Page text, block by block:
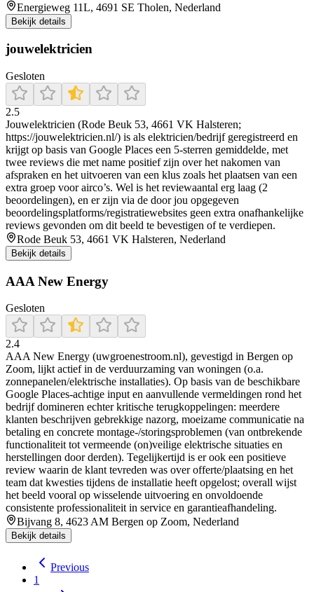
Energieweg 11L, 4691 SE Tholen, Nederland
Bekijk details
jouwelektricien
Gesloten
2.5
Jouwelektricien (Rode Beuk 53, 4661 VK Halsteren;
https://jouwelektricien.nl/) is als elektricien/bedrijf geregistreerd en
krijgt op basis van Google Places een 5-sterren gemiddelde, met
twee reviews die met name positief zijn over het nakomen van
afspraken en het uitvoeren van een klus zoals het plaatsen van een
extra groep voor airco’s. Wel is het reviewaantal erg laag (2
beoordelingen), en er zijn via de door jou opgegeven
beoordelingsplatforms/registratiewebsites geen extra onafhankelijke
reviews gevonden om dit beeld te bevestigen of te verdiepen.
Rode Beuk 53, 4661 VK Halsteren, Nederland
Bekijk details
AAA New Energy
Gesloten
2.4
AAA New Energy (uwgroenestroom.nl), gevestigd in Bergen op
Zoom, lijkt actief in de verduurzaming van woningen (o.a.
zonnepanelen/elektrische installaties). Op basis van de beschikbare
Google Places-achtige input en aanvullende vermeldingen rond het
bedrijf domineren echter kritische terugkoppelingen: meerdere
klanten beschrijven gebrekkige nazorg, moeizame communicatie na
betaling en concrete montage-/storingsproblemen (van ontbrekende
functionaliteit tot vermeende (on)veilige elektrische situaties en
herstellingen door derden). Tegelijkertijd is er ook een positieve
review waarin de klant tevreden was over offerte/plaatsing en het
team dat kwesties tijdens de installatie heeft opgelost; overall wijst
het beeld vooral op wisselende uitvoering en onvoldoende
consistente professionaliteit in service en garantieafhandeling.
Bijvang 8, 4623 AM Bergen op Zoom, Nederland
Bekijk details
Previous
1